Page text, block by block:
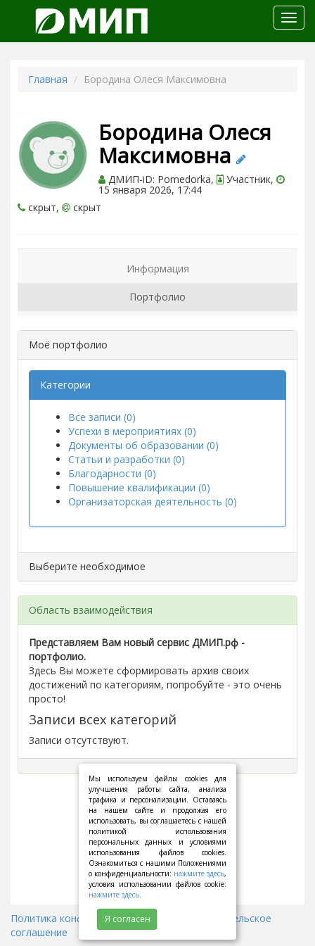
меню
Главная Бородина Олеся Максимовна
Бородина Олеся
Максимовна
ДМИП-iD: Pomedorka, Участник,
15 января 2026, 17:44
скрыт,
скрыт
Информация
Портфолио
Моё портфолио
Категории
Все записи (0)
Успехи в мероприятиях (0)
Документы об образовании (0)
Статьи и разработки (0)
Благодарности (0)
Повышение квалификации (0)
Организаторская деятельность (0)
Выберите необходимое
Область взаимодействия
Представляем Вам новый сервис ДМИП.рф -
портфолио.
Здесь Вы можете сформировать архив своих
достижений по категориям, попробуйте - это очень
просто!
Записи всех категорий
Записи отсутствуют.
Политика конфиденциальности
Пользовательское
соглашение
Мы используем файлы cookies для
улучшения работы сайта, анализа
трафика и персонализации. Оставаясь
на нашем сайте и продолжая его
использовать, вы соглашаетесь с нашей
политикой использования
персональных данных и условиями
использования файлов cookies.
Ознакомиться с нашими Положениями
о конфиденциальности: нажмите здесь,
условия использовании файлов cookie:
нажмите здесь.
Я согласен